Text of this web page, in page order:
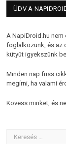
ÜDV A
A NapiDroid.hu
foglalkozunk, és az
kütyüt igyekszünk
Minden nap friss
megírni, ha valami
Kövess minket, és